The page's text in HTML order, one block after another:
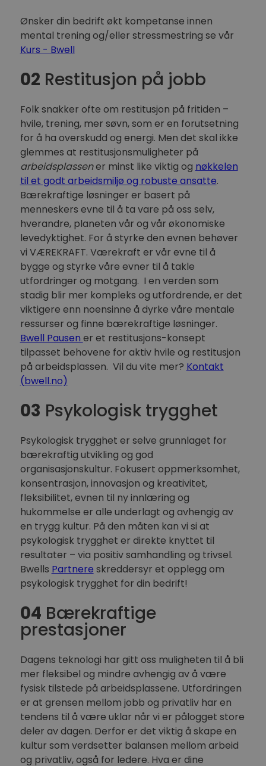
Ønsker din bedrift økt kompetanse innen
mental trening og/eller stressmestring se vår
Kurs - Bwell
02 Restitusjon på jobb
Folk snakker ofte om restitusjon på fritiden –
hvile, trening, mer søvn, som er en forutsetning
for å ha overskudd og energi. Men det skal ikke
glemmes at restitusjonsmuligheter på
arbeidsplassener minst like viktig og nøkkelen
til et godt arbeidsmiljø og robuste ansatte.
Bærekraftige løsninger er basert på
menneskers evne til å ta vare på oss selv,
hverandre, planeten vår og vår økonomiske
levedyktighet. For å styrke den evnen behøver
vi VÆREKRAFT. Værekraft er vår evne til å
bygge og styrke våre evner til å takle
utfordringer og motgang. I en verden som
stadig blir mer kompleks og utfordrende, er det
viktigere enn noensinne å dyrke våre mentale
ressurser og finne bærekraftige løsninger.
Bwell Pausen er et restitusjons-konsept
tilpasset behovene for aktiv hvile og restitusjon
på arbeidsplassen. Vil du vite mer? Kontakt
(bwell.no)
03 Psykologisk trygghet
Psykologisk trygghet er selve grunnlaget for
bærekraftig utvikling og god
organisasjonskultur. Fokusert oppmerksomhet,
konsentrasjon, innovasjon og kreativitet,
fleksibilitet, evnen til ny innlæring og
hukommelse er alle underlagt og avhengig av
en trygg kultur. På den måten kan vi si at
psykologisk trygghet er direkte knyttet til
resultater – via positiv samhandling og trivsel.
Bwells Partnere skreddersyr et opplegg om
psykologisk trygghet for din bedrift!
04 Bærekraftige
prestasjoner
Dagens teknologi har gitt oss muligheten til å bli
mer fleksibel og mindre avhengig av å være
fysisk tilstede på arbeidsplassene. Utfordringen
er at grensen mellom jobb og privatliv har en
tendens til å være uklar når vi er pålogget store
deler av dagen. Derfor er det viktig å skape en
kultur som verdsetter balansen mellom arbeid
og privatliv, også for ledere. Hva er dine